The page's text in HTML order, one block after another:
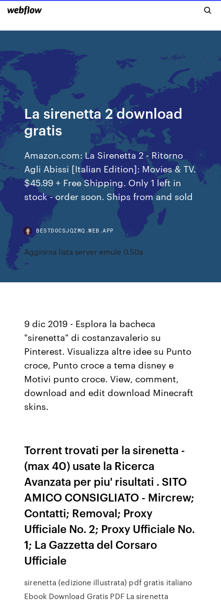
La sirenetta 2 download
gratis
Amazon.com: La Sirenetta 2 - Ritorno
Agli Abissi [Italian Edition]: Movies & TV.
$45.99 + Free Shipping. Only 1 left in
stock - order soon. Ships from and sold
BESTDOCSJQZMQ.WEB.APP
Aggiorna lista server emule 0.50a
9 dic 2019 - Esplora la bacheca
"sirenetta" di costanzavalerio su
Pinterest. Visualizza altre idee su Punto
croce, Punto croce a tema disney e
Motivi punto croce. View, comment,
download and edit download Minecraft
skins.
Torrent trovati per la sirenetta -
(max 40) usate la Ricerca
Avanzata per piu' risultati . SITO
AMICO CONSIGLIATO - Mircrew;
Contatti; Removal; Proxy
Ufficiale No. 2; Proxy Ufficiale No.
1; La Gazzetta del Corsaro
Ufficiale
sirenetta (edizione illustrata) pdf gratis italiano
Ebook Download Gratis PDF La sirenetta